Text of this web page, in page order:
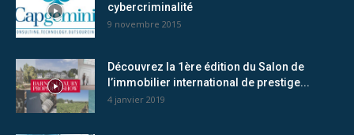
cybercriminalité
9 novembre 2015
Découvrez la 1ère édition du Salon de
l’immobilier international de prestige...
4 janvier 2019